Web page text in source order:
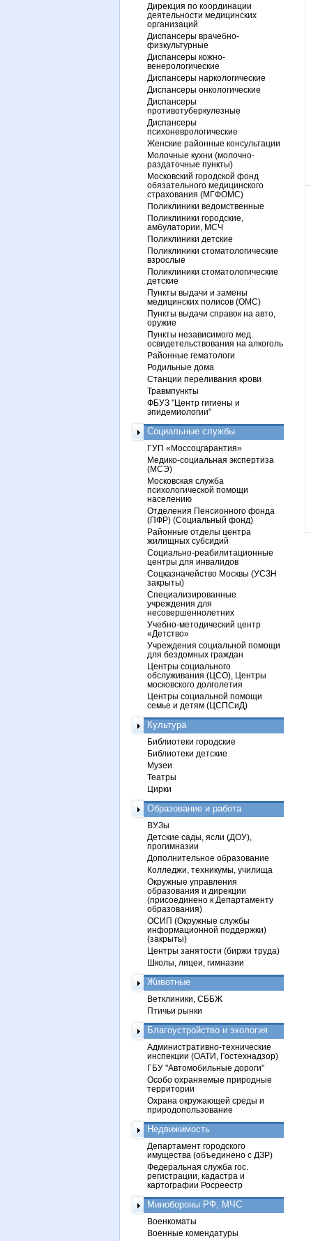
Дирекция по координации
деятельности медицинских
организаций
Диспансеры врачебно-
физкультурные
Диспансеры кожно-
венерологические
Диспансеры наркологические
Диспансеры онкологические
Диспансеры
противотуберкулезные
Диспансеры
психоневрологические
Женские районные консультации
Молочные кухни (молочно-
раздаточные пункты)
Московский городской фонд
обязательного медицинского
страхования (МГФОМС)
Поликлиники ведомственные
Поликлиники городские,
амбулатории, МСЧ
Поликлиники детские
Поликлиники стоматологические
взрослые
Поликлиники стоматологические
детские
Пункты выдачи и замены
медицинских полисов (ОМС)
Пункты выдачи справок на авто,
оружие
Пункты независимого мед.
освидетельствования на алкоголь
Районные гематологи
Родильные дома
Станции переливания крови
Травмпункты
ФБУЗ "Центр гигиены и
эпидемиологии"
Социальные службы
ГУП «Моссоцгарантия»
Медико-социальная экспертиза
(МСЭ)
Московская служба
психологической помощи
населению
Отделения Пенсионного фонда
(ПФР) (Социальный фонд)
Районные отделы центра
жилищных субсидий
Социально-реабилитационные
центры для инвалидов
Соцказначейство Москвы (УСЗН
закрыты)
Специализированные
учреждения для
несовершеннолетних
Учебно-методический центр
«Детство»
Учреждения социальной помощи
для бездомных граждан
Центры социального
обслуживания (ЦСО), Центры
московского долголетия
Центры социальной помощи
семье и детям (ЦСПСиД)
Культура
Библиотеки городские
Библиотеки детские
Музеи
Театры
Цирки
Образование и работа
ВУЗы
Детские сады, ясли (ДОУ),
прогимназии
Дополнительное образование
Колледжи, техникумы, училища
Окружные управления
образования и дирекции
(присоединено к Департаменту
образования)
ОСИП (Окружные службы
информационной поддержки)
(закрыты)
Центры занятости (биржи труда)
Школы, лицеи, гимназии
Животные
Ветклиники, СББЖ
Птичьи рынки
Благоустройство и экология
Административно-технические
инспекции (ОАТИ, Гостехнадзор)
ГБУ "Автомобильные дороги"
Особо охраняемые природные
территории
Охрана окружающей среды и
природопользование
Недвижимость
Департамент городского
имущества (объединено с ДЗР)
Федеральная служба гос.
регистрации, кадастра и
картографии Росреестр
Минобороны РФ, МЧС
Военкоматы
Военные комендатуры